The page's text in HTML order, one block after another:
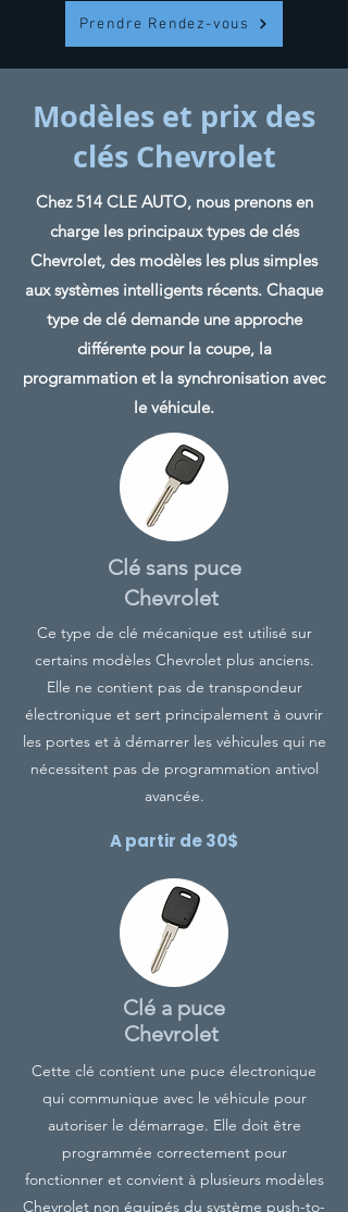
Prendre Rendez-vous
Modèles et prix des
clés Chevrolet
Chez 514 CLE AUTO, nous prenons en
charge les principaux types de clés
Chevrolet, des modèles les plus simples
aux systèmes intelligents récents. Chaque
type de clé demande une approche
différente pour la coupe, la
programmation et la synchronisation avec
le véhicule.
Clé sans puce
Chevrolet
Ce type de clé mécanique est utilisé sur
certains modèles Chevrolet plus anciens.
Elle ne contient pas de transpondeur
électronique et sert principalement à ouvrir
les portes et à démarrer les véhicules qui ne
nécessitent pas de programmation antivol
avancée.
A partir de 30$
Clé a puce
Chevrolet
Cette clé contient une puce électronique
qui communique avec le véhicule pour
autoriser le démarrage. Elle doit être
programmée correctement pour
fonctionner et convient à plusieurs modèles
Chevrolet non équipés du système push-to-